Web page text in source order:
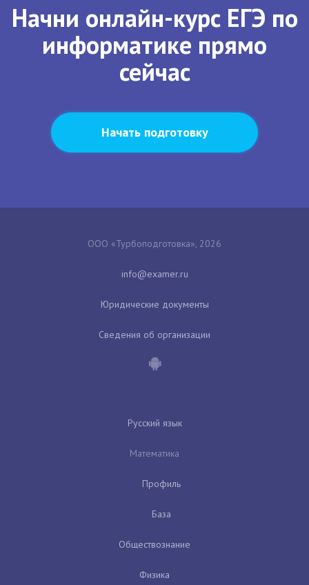
Начни онлайн-курс ЕГЭ по
информатике прямо
сейчас
Начать подготовку
ООО «Турбоподготовка», 2026
Юридические документы
Сведения об организации
Русский язык
Математика
Профиль
База
Обществознание
Физика